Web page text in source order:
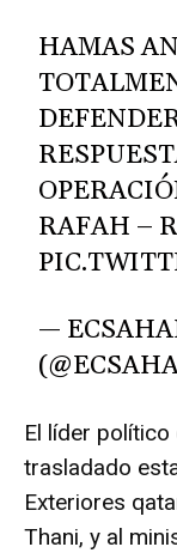
HAMAS
RAFAH –
—
El líder político
trasladado
Exteriores
Thani, y al